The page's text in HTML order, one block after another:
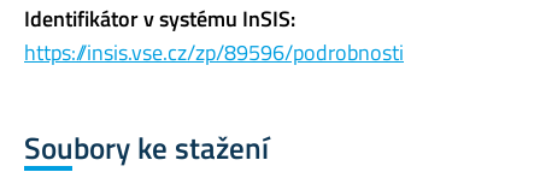
Identifikátor v systému InSIS:
https://insis.vse.cz/zp/89596/podrobnosti
Soubory ke stažení